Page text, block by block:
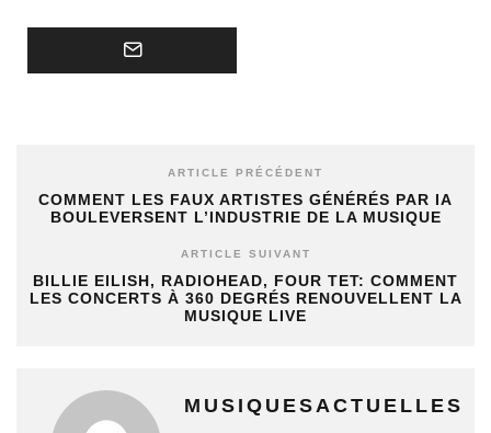
ARTICLE PRÉCÉDENT
COMMENT LES FAUX ARTISTES GÉNÉRÉS PAR IA
BOULEVERSENT L’INDUSTRIE DE LA MUSIQUE
ARTICLE SUIVANT
BILLIE EILISH, RADIOHEAD, FOUR TET: COMMENT
LES CONCERTS À 360 DEGRÉS RENOUVELLENT LA
MUSIQUE LIVE
MUSIQUESACTUELLES